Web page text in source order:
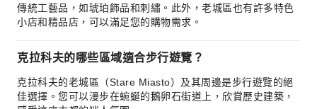
傳統工藝品，如琥珀飾品和刺繡。此外，老城區也有許多特色
小店和精品店，可以滿足您的購物需求。
克拉科夫的哪些區域適合步行遊覽？
克拉科夫的老城區（Stare Miasto）及其周邊是步行遊覽的絕
佳選擇。您可以漫步在蜿蜒的鵝卵石街道上，欣賞歷史建築，